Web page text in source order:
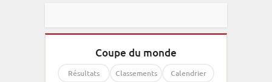
Coupe du monde
Résultats Classements Calendrier